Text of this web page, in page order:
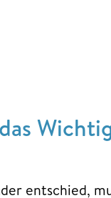
entschied,